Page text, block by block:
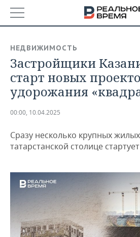
БАШКОРТОСТАН
ТАТАРСТАН
НОВОСТИ
АНАЛИТИКА
ДЕКЛАРАЦИИ О ДОХОДАХ
КОРОЛИ ГОСЗАКАЗА ПФО
ВУЗЫ ТАТАРСТАНА
КОМУ ПРИНАДЛЕЖАТ
ТОРГОВЫЕ ЦЕНТРЫ
ТАТАРСТАНА
НОВОСТИ ЭКОНОМИКИ
ФИНАНСЫ
БАНКИ
БЮДЖЕТ
ИНВЕСТИЦИИ
ПРОМЫШЛЕННОСТЬ
НОВОСТИ
АГРОПРОМ
МАШИНОСТРОЕНИЕ
НЕФТЕХИМИЯ
НЕДВИЖИМОСТЬ
НОВОСТИ НЕДВИЖИМОСТИ
АВТО
НОВОСТИ АВТО
БИЗНЕС
НОВОСТИ БИЗНЕСА
ТЕХНОЛОГИИ
НЕДВИЖИМОСТЬ
Застройщики
старт новых
удорожания
00:00, 10.04.2025
Сразу несколько крупных
татарстанской столице